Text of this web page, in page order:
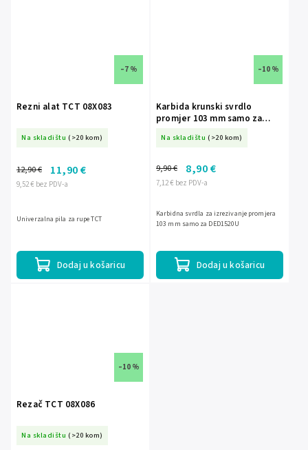
–7 %
Rezni alat TCT 08X083
Na skladištu (>20 kom)
9,52 € bez PDV-a
12,90 € 11,90 €
Dodaj u košaricu
Univerzalna pila za rupe TCT
–10 %
Karbida krunski svrdlo
promjer 103 mm samo za
Na skladištu (>20 kom)
7,12 € bez PDV-a
9,90 € 8,90 €
Dodaj u košaricu
Karbidna svrdla za izrezivanje promjera
103 mm samo za DED1520U
–10 %
Rezač TCT 08X086
Na skladištu (>20 kom)